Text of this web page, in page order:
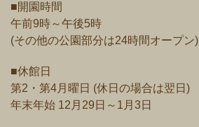
■開園時間
午前9時～午後5時
(その他の公園部分は24時間オープン)
■休館日
第2・第4月曜日 (休日の場合は翌日)
年末年始 12月29日～1月3日